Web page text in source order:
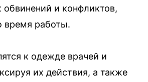
обвинений и конфликтов,
время работы.
к одежде врачей и
их действия, а также